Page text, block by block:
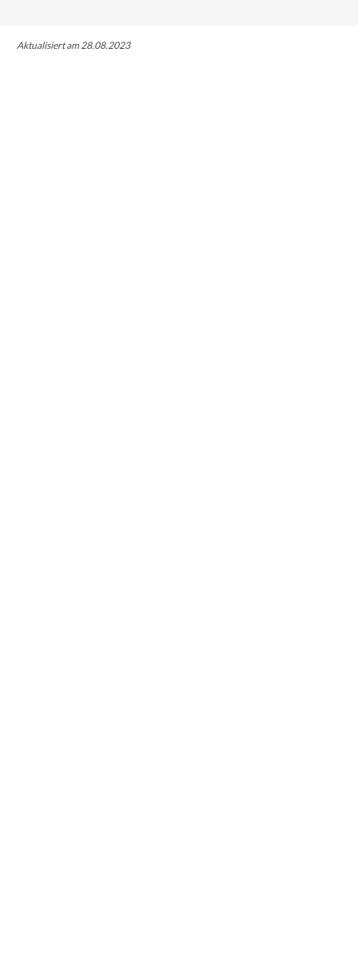
Aktualisiert am 28.08.2023